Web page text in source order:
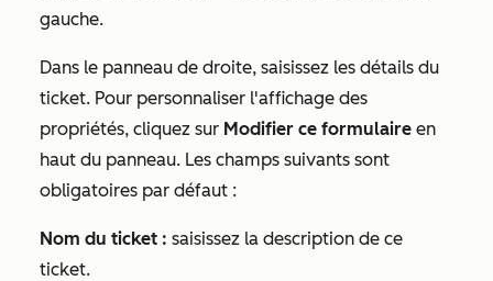
gauche.
Dans le panneau de droite, saisissez les détails du
ticket. Pour personnaliser l'affichage des
propriétés, cliquez sur Modifier ce formulaire en
haut du panneau. Les champs suivants sont
obligatoires par défaut :
Nom du ticket : saisissez la description de ce
ticket.